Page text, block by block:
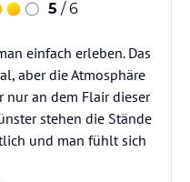
5 / 6
einfach erleben. Das
aber die Atmosphäre
nur an dem Flair dieser
stehen die Stände
und man fühlt sich